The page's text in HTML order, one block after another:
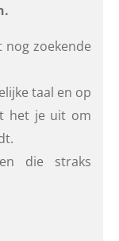
nog zoekende
taal en op
het je uit om
die straks